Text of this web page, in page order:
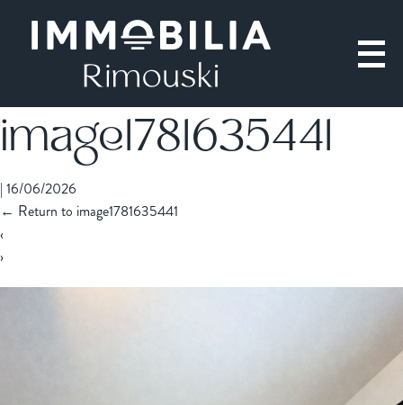
image1781635441
| 16/06/2026
← Return to image1781635441
‹
›